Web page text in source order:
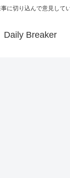
事に切り込んで意見して
Daily Breaker